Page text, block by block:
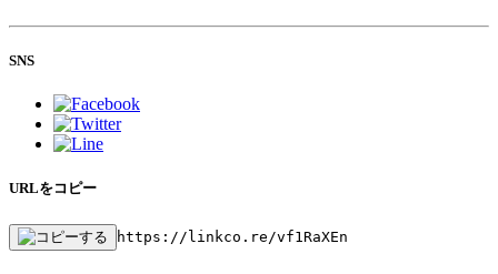
SNS
URLをコピー
https://linkco.re/vf1RaXEn